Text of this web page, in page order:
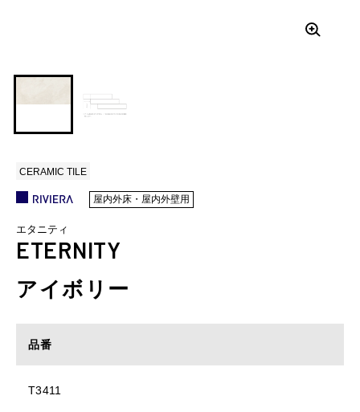
CERAMIC TILE
屋内外床・屋内外壁用
エタニティ
ETERNITY
アイボリー
品番
T3411